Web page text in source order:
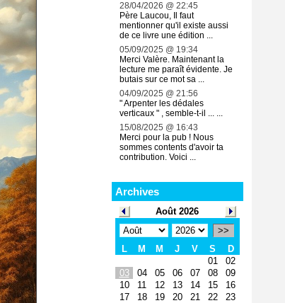
28/04/2026 @ 22:45
Père Laucou, Il faut
mentionner qu'il existe aussi
de ce livre une édition ...
05/09/2025 @ 19:34
Merci Valère. Maintenant la
lecture me paraît évidente. Je
butais sur ce mot sa ...
04/09/2025 @ 21:56
" Arpenter les dédales
verticaux " , semble-t-il ... ...
15/08/2025 @ 16:43
Merci pour la pub ! Nous
sommes contents d'avoir ta
contribution. Voici ...
Archives
Août 2026
>>
L
M M J V S
D
01
02
03
04 05 06 07 08
09
10
11 12 13 14 15
16
17
18 19 20 21 22
23